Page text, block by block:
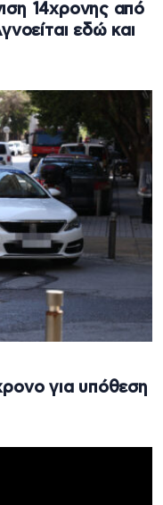
14χρονης από
εδώ και
για υπόθεση